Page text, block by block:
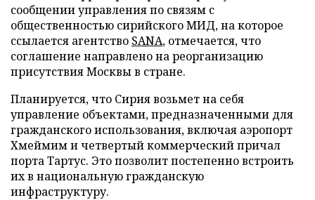
сообщении управления по связям с
общественностью сирийского МИД, на которое
ссылается агентство SANA, отмечается, что
соглашение направлено на реорганизацию
присутствия Москвы в стране.
Планируется, что Сирия возьмет на себя
управление объектами, предназначенными для
гражданского использования, включая аэропорт
Хмеймим и четвертый коммерческий причал
порта Тартус. Это позволит постепенно встроить
их в национальную гражданскую
инфраструктуру.